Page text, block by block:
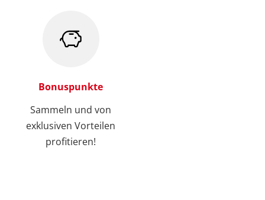
Frankreich
Irland (0)
Italien (0)
Kroatien (0)
Lettland (0)
Bonuspunkte
Sammeln und von
exklusiven Vorteilen
profitieren!